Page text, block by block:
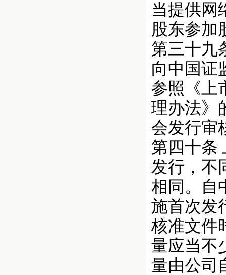
当提供网
股东参加
第三十九
向中国证
参照《上
理办法》
会发行审
第四十条
发行，不
相同。自
施首次发
核准文件
量应当不
量由公司